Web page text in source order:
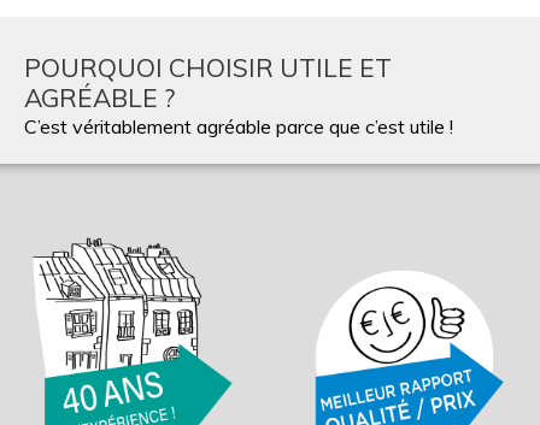
POURQUOI CHOISIR UTILE ET
AGRÉABLE ?
C’est véritablement agréable parce que c’est utile !